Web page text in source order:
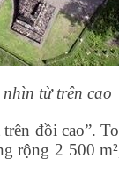
từ trên cao
đồi cao”.
rộng 2 500